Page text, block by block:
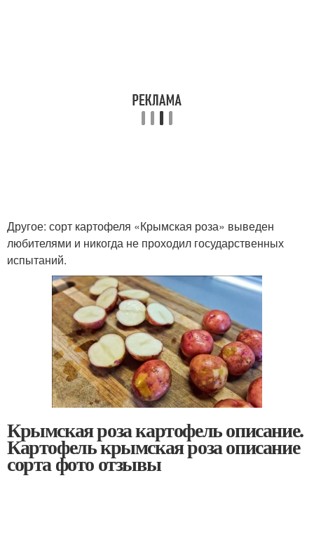
Другое: сорт картофеля «Крымская роза» выведен
любителями и никогда не проходил государственных
испытаний.
Крымская роза картофель описание.
Картофель крымская роза описание
сорта фото отзывы